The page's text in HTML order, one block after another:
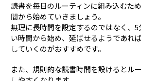
読書を毎日のルーティンに組み込むた
間から始めていきましょう。
無理に長時間を設定するのではなく、
い時間から始め、延ばせるようであれ
していくのがおすすめです。
また、規則的な読書時間を設けるとル